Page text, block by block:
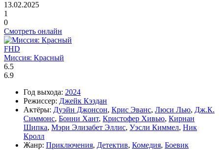
13.02.2025
1
0
Смотреть онлайн
FHD
Миссия: Красный
6.5
6.9
Год выхода: 2024
Режиссер: Джейк Кэздан
Актёры: Дуэйн Джонсон, Крис Эванс, Люси Лью, Дж.К.
Симмонс, Бонни Хант, Кристофер Хивью, Кирнан
Шипка, Мэри Элизабет Эллис, Уэсли Киммел, Ник
Кролл
Жанр: Приключения, Детектив, Комедия, Боевик